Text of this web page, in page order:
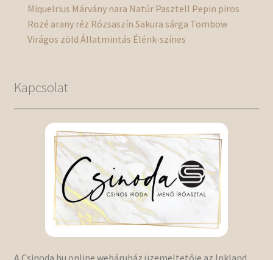
Miquelrius Márvány nara Natúr Pasztell Pepin piros
Rozé arany réz Rózsaszín Sakura sárga Tombow
Virágos zöld Állatmintás Élénk-színes
Kapcsolat